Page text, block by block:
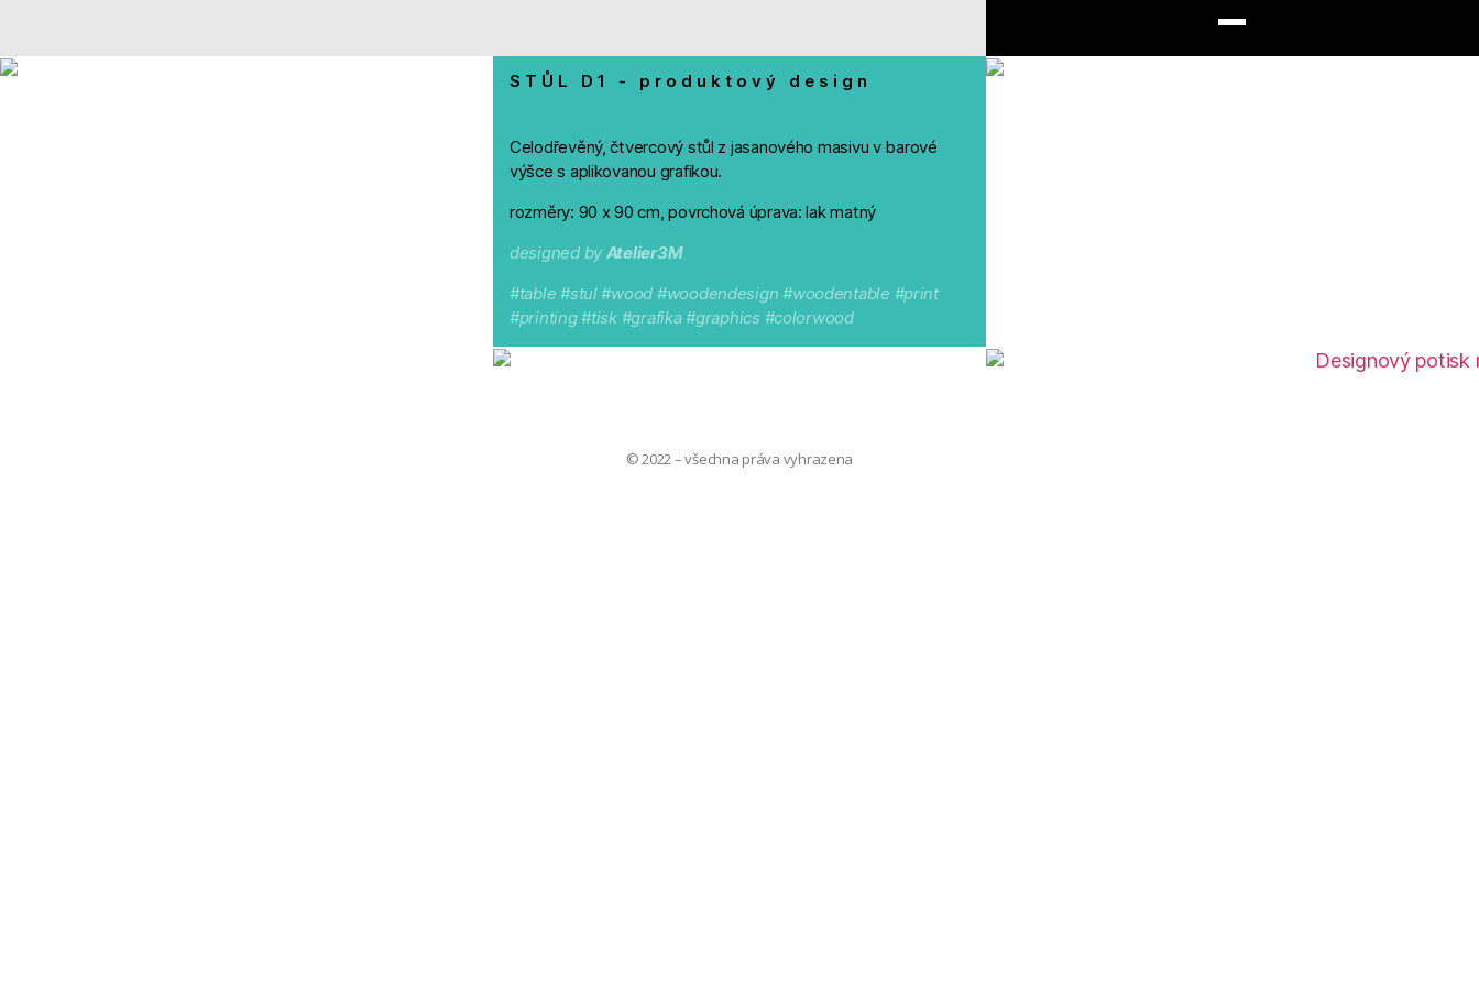
STŮL D1 - produktový design
Celodřevěný, čtvercový stůl z jasanového masivu v barové
výšce s aplikovanou grafikou.
rozměry: 90 x 90 cm, povrchová úprava: lak matný
designed byAtelier3M
#table #stul #wood #woodendesign #woodentable #print
#printing #tisk #grafika #graphics #colorwood
© 2022 – všechna práva vyhrazena